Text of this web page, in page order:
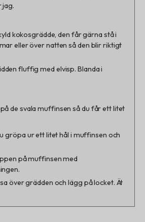
jag.
kokosgrädde, den får gärna stå i
eller över natten så den blir riktigt
fluffig med elvisp. Blanda i
de svala muffinsen så du får ett litet
gröpa ur ett litet hål i muffinsen och
på muffinsen med
över grädden och lägg på locket. Ät